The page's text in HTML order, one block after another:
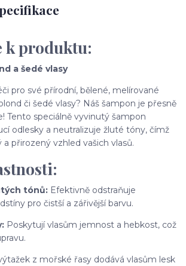
k produktu:
a šedé vlasy
pro své přírodní, bělené, melírované
či šedé vlasy? Náš šampon je přesně
Tento speciálně vyvinutý šampon
odlesky a neutralizuje žluté tóny, čímž
a přirozený vzhled vašich vlasů.
tónů: Efektivně odstraňuje
pro čistší a zářivější barvu.
Poskytují vlasům jemnost a hebkost, což
z mořské řasy dodává vlasům lesk